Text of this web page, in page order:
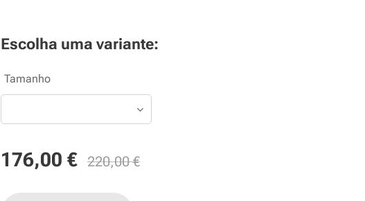
Escolha uma variante:
Tamanho
176,00 € 220,00€